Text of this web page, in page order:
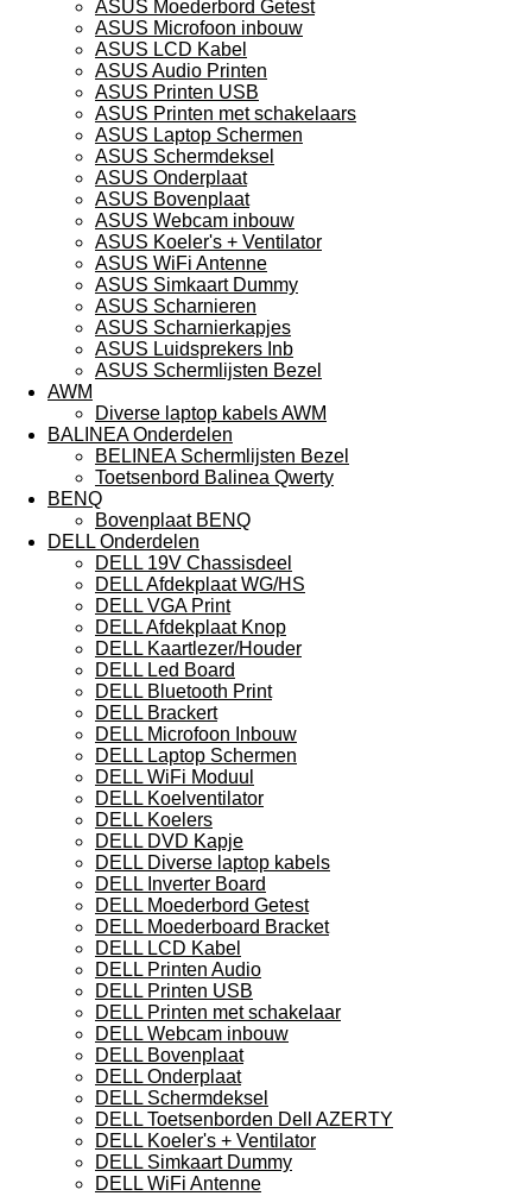
ASUS Moederbord Getest
ASUS Microfoon inbouw
ASUS LCD Kabel
ASUS Audio Printen
ASUS Printen USB
ASUS Printen met schakelaars
ASUS Laptop Schermen
ASUS Schermdeksel
ASUS Onderplaat
ASUS Bovenplaat
ASUS Webcam inbouw
ASUS Koeler's + Ventilator
ASUS WiFi Antenne
ASUS Simkaart Dummy
ASUS Scharnieren
ASUS Scharnierkapjes
ASUS Luidsprekers Inb
ASUS Schermlijsten Bezel
AWM
Diverse laptop kabels AWM
BALINEA Onderdelen
BELINEA Schermlijsten Bezel
Toetsenbord Balinea Qwerty
BENQ
Bovenplaat BENQ
DELL Onderdelen
DELL 19V Chassisdeel
DELL Afdekplaat WG/HS
DELL VGA Print
DELL Afdekplaat Knop
DELL Kaartlezer/Houder
DELL Led Board
DELL Bluetooth Print
DELL Brackert
DELL Microfoon Inbouw
DELL Laptop Schermen
DELL WiFi Moduul
DELL Koelventilator
DELL Koelers
DELL DVD Kapje
DELL Diverse laptop kabels
DELL Inverter Board
DELL Moederbord Getest
DELL Moederboard Bracket
DELL LCD Kabel
DELL Printen Audio
DELL Printen USB
DELL Printen met schakelaar
DELL Webcam inbouw
DELL Bovenplaat
DELL Onderplaat
DELL Schermdeksel
DELL Toetsenborden Dell AZERTY
DELL Koeler's + Ventilator
DELL Simkaart Dummy
DELL WiFi Antenne